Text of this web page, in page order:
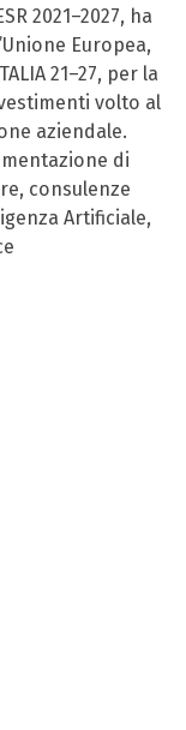
2021–2027, ha
Europea,
21–27, per la
volto al
aziendale.
di
consulenze
Artificiale,